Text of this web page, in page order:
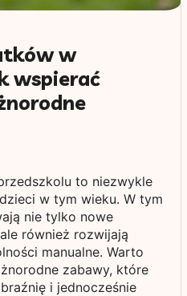
w
wspierać
to niezwykle
w tym wieku. W tym
nie tylko nowe
również rozwijają
manualne. Warto
zabawy, które
i jednocześnie